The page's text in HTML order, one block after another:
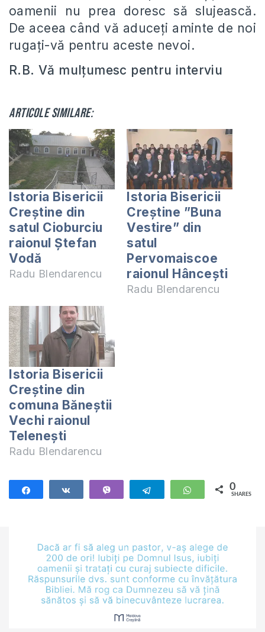
oamenii nu prea doresc să slujească.
De aceea când vă aduceți aminte de noi
rugați-vă pentru aceste nevoi.
R.B. Vă mulțumesc pentru interviu
Articole similare:
Istoria Bisericii
Creștine din
satul Cioburciu
raionul Ștefan
Vodă
Radu Blendarencu
Istoria Bisericii
Creştine ”Buna
Vestire” din
satul
Pervomaiscoe
raionul Hânceşti
Radu Blendarencu
Istoria Bisericii
Creştine din
comuna Băneştii
Vechi raionul
Teleneşti
Radu Blendarencu
Telegram WhatsApp
0
SHARES